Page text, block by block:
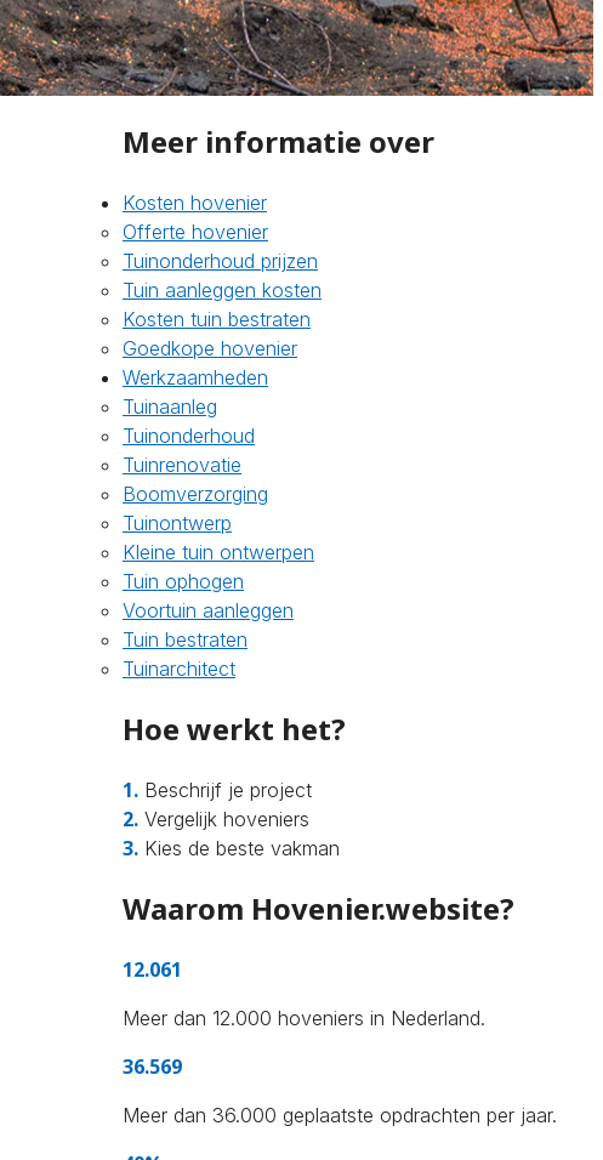
Meer informatie over
Kosten hovenier
Offerte hovenier
Tuinonderhoud prijzen
Tuin aanleggen kosten
Kosten tuin bestraten
Goedkope hovenier
Werkzaamheden
Tuinaanleg
Tuinonderhoud
Tuinrenovatie
Boomverzorging
Tuinontwerp
Kleine tuin ontwerpen
Tuin ophogen
Voortuin aanleggen
Tuin bestraten
Tuinarchitect
Hoe werkt het?
1. Beschrijf je project
2. Vergelijk hoveniers
3. Kies de beste vakman
Waarom Hovenier.website?
12.061
Meer dan 12.000 hoveniers in Nederland.
36.569
Meer dan 36.000 geplaatste opdrachten per jaar.